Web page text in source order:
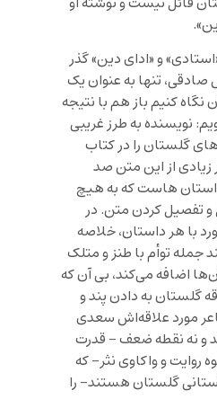
و «ادای دین» گذر
تنها به عنوان یک
نگاه کنیم باز هم با نتیجه
نویسنده به طرز غریبی
گلستان را در کتاب
زیادی از این متن صد
هاست که به هیچ
و تفصیل کردن متن. در
با هر داستان، خلاصه
جمله توأم با طنز و متلک
اضافه می‌کند، بی آن که
گلستان به دادن پند و
مورد علاقه‌اش سعدی
نه نقطه ضعف – قدرت
روایت و واکاوی نثر- که
گلستان هستند- را